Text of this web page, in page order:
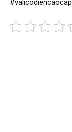
#valicodiencaocap